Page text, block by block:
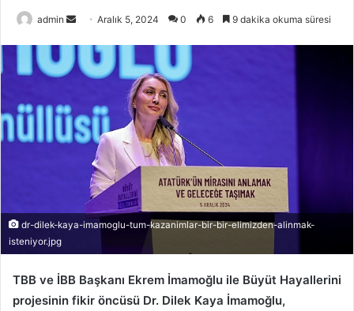
admin
p
o
ö
e
r
Aralık 5, 2024 0 6 9 dakika okuma süresi
dr-dilek-kaya-imamoglu-tum-kazanimlar-bir-bir-elimizden-alinmak-
isteniyor.jpg
TBB ve İBB Başkanı Ekrem İmamoğlu ile Büyüt Hayallerini
projesinin fikir öncüsü Dr. Dilek Kaya İmamoğlu,